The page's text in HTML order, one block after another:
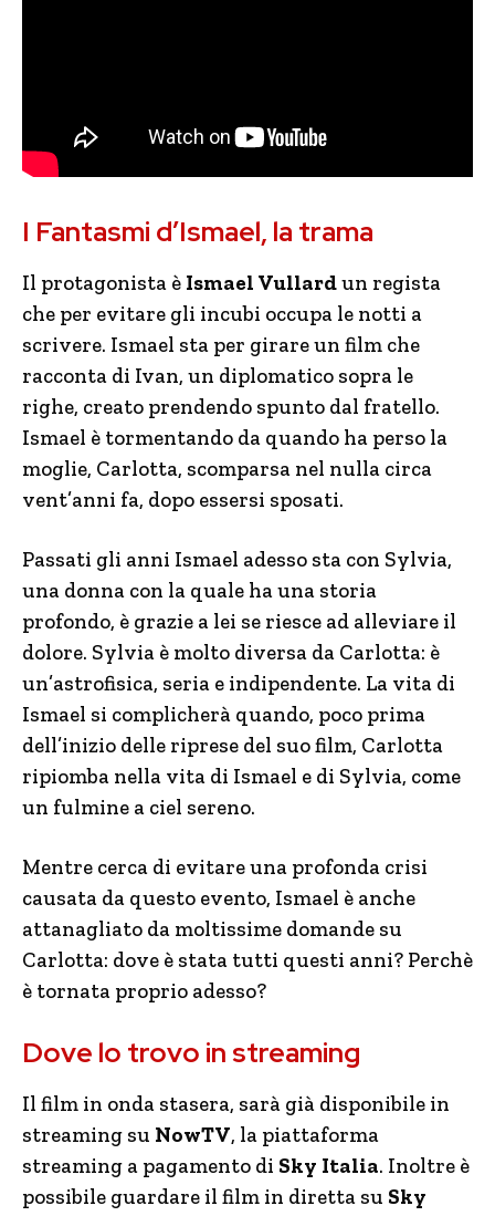
I Fantasmi d’Ismael, la trama
Il protagonista è Ismael Vullardun regista
che per evitare gli incubi occupa le notti a
scrivere. Ismael sta per girare un film che
racconta di Ivan, un diplomatico sopra le
righe, creato prendendo spunto dal fratello.
Ismael è tormentando da quando ha perso la
moglie, Carlotta, scomparsa nel nulla circa
vent’anni fa, dopo essersi sposati.
Passati gli anni Ismael adesso sta con Sylvia,
una donna con la quale ha una storia
profondo, è grazie a lei se riesce ad alleviare il
dolore. Sylvia è molto diversa da Carlotta: è
un’astrofisica, seria e indipendente. La vita di
Ismael si complicherà quando, poco prima
dell’inizio delle riprese del suo film, Carlotta
ripiomba nella vita di Ismael e di Sylvia, come
un fulmine a ciel sereno.
Mentre cerca di evitare una profonda crisi
causata da questo evento, Ismael è anche
attanagliato da moltissime domande su
Carlotta: dove è stata tutti questi anni? Perchè
è tornata proprio adesso?
Dove lo trovo in streaming
Il film in onda stasera, sarà già disponibile in
streaming su NowTV, la piattaforma
streaming a pagamento di Sky Italia. Inoltre è
possibile guardare il film in diretta su Sky